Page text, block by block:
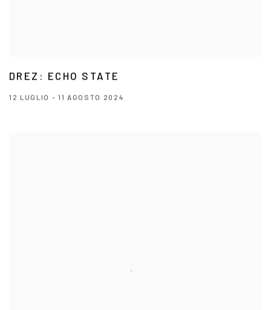
DREZ: ECHO STATE
12 LUGLIO - 11 AGOSTO 2024